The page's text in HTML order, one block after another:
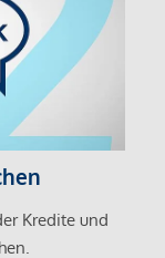
Kredite und